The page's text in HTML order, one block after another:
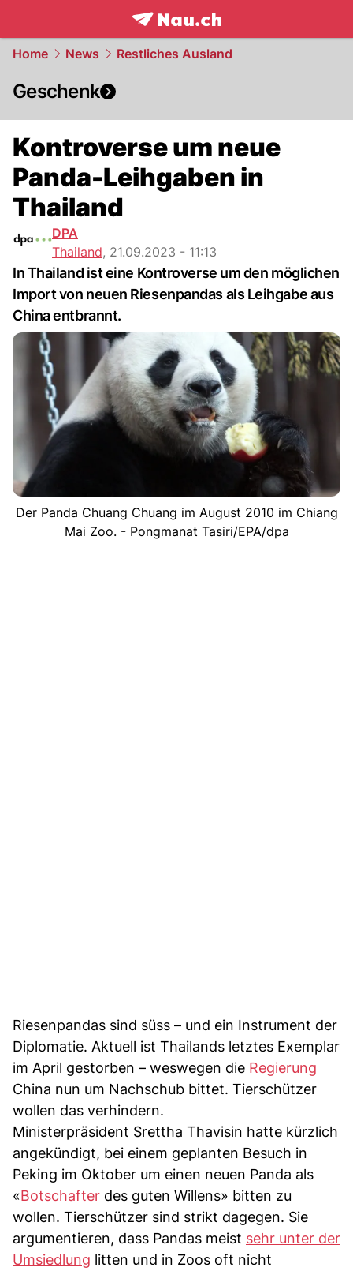
frontpage.NAU.ch
Home News Restliches Ausland
Geschenk
Kontroverse um neue
Panda-Leihgaben in
Thailand
DPA
Thailand, 21.09.2023 - 11:13
In Thailand ist eine Kontroverse um den möglichen
Import von neuen Riesenpandas als Leihgabe aus
China entbrannt.
Der Panda Chuang Chuang im August 2010 im Chiang
Mai Zoo. - Pongmanat Tasiri/EPA/dpa
Riesenpandas sind süss – und ein Instrument der
Diplomatie. Aktuell ist Thailands letztes Exemplar
im April gestorben – weswegen die Regierung
China nun um Nachschub bittet. Tierschützer
wollen das verhindern.
Ministerpräsident Srettha Thavisin hatte kürzlich
angekündigt, bei einem geplanten Besuch in
Peking im Oktober um einen neuen Panda als
«Botschafter des guten Willens» bitten zu
wollen. Tierschützer sind strikt dagegen. Sie
argumentieren, dass Pandas meist sehr unter der
Umsiedlung litten und in Zoos oft nicht